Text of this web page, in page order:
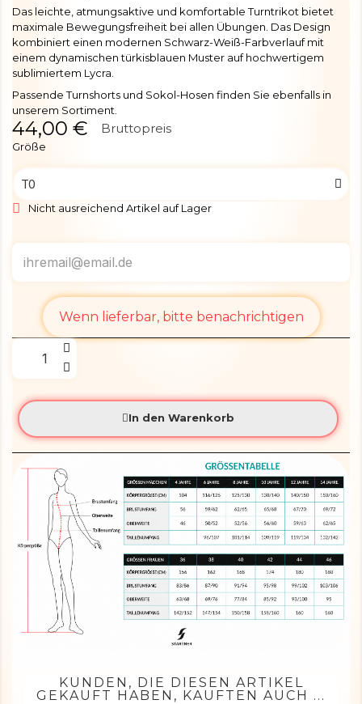
Das leichte, atmungsaktive und komfortable Turntrikot bietet
maximale Bewegungsfreiheit bei allen Übungen. Das Design
kombiniert einen modernen Schwarz-Weiß-Farbverlauf mit
einem dynamischen türkisblauen Muster auf hochwertigem
sublimiertem Lycra.
Passende Turnshorts und Sokol-Hosen finden Sie ebenfalls in
unserem Sortiment.
44,00 € Bruttopreis
Größe
Nicht ausreichend Artikel auf Lager
Wenn lieferbar, bitte benachrichtigen
In den Warenkorb
KUNDEN, DIE DIESEN ARTIKEL
GEKAUFT HABEN, KAUFTEN AUCH ...